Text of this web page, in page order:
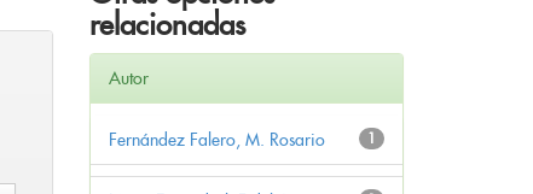
relacionadas
Autor
1
Fernández Falero, M. Rosario